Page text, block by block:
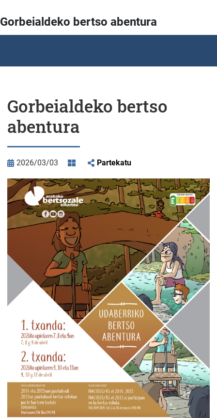
Gorbeialdeko bertso abentura
Gorbeialdeko bertso
abentura
2026/03/03 Partekatu